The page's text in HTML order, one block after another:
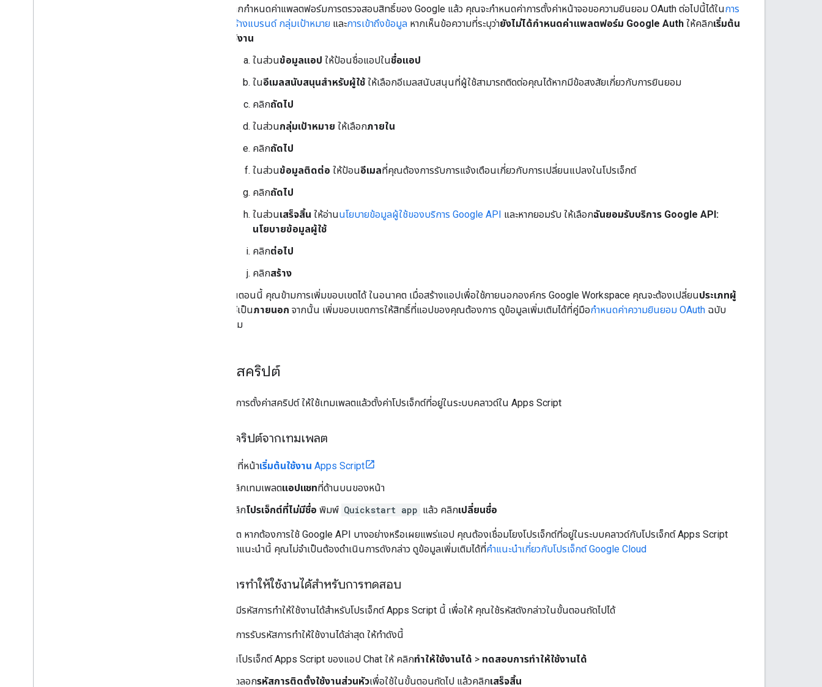
หากกำหนดค่าแพลตฟอร์มการตรวจสอบสิทธิ์ของ Google แล้ว คุณจะกำหนดค่าการตั้งค่าหน้าจอขอความยินยอม OAuth ต่อไปนี้ได้ในการ
สร้างแบรนด์ กลุ่มเป้าหมาย และการเข้าถึงข้อมูล หากเห็นข้อความที่ระบุว่ายังไม่ได้กำหนดค่าแพลตฟอร์ม Google Auth ให้คลิกเริ่มต้น
ใช้งาน
ในส่วนข้อมูลแอป ให้ป้อนชื่อแอปในชื่อแอป
ในอีเมลสนับสนุนสำหรับผู้ใช้ ให้เลือกอีเมลสนับสนุนที่ผู้ใช้สามารถติดต่อคุณได้หากมีข้อสงสัยเกี่ยวกับการยินยอม
คลิกถัดไป
ในส่วนกลุ่มเป้าหมาย ให้เลือกภายใน
คลิกถัดไป
ในส่วนข้อมูลติดต่อ ให้ป้อนอีเมลที่คุณต้องการรับการแจ้งเตือนเกี่ยวกับการเปลี่ยนแปลงในโปรเจ็กต์
คลิกถัดไป
ในส่วนเสร็จสิ้น ให้อ่านนโยบายข้อมูลผู้ใช้ของบริการ Google API และหากยอมรับ ให้เลือกฉันยอมรับบริการ Google API:
นโยบายข้อมูลผู้ใช้
คลิกต่อไป
คลิกสร้าง
ในตอนนี้ คุณข้ามการเพิ่มขอบเขตได้ ในอนาคต เมื่อสร้างแอปเพื่อใช้ภายนอกองค์กร Google Workspace คุณจะต้องเปลี่ยนประเภทผู้
ใช้เป็นภายนอก จากนั้น เพิ่มขอบเขตการให้สิทธิ์ที่แอปของคุณต้องการ ดูข้อมูลเพิ่มเติมได้ที่คู่มือกำหนดค่าความยินยอม OAuth ฉบับ
เต็ม
ตั้งค่าสคริปต์
หากต้องการตั้งค่าสคริปต์ ให้ใช้เทมเพลตแล้วตั้งค่าโปรเจ็กต์ที่อยู่ในระบบคลาวด์ใน Apps Script
สร้างสคริปต์จากเทมเพลต
ไปที่หน้าเริ่มต้นใช้งาน Apps Script
คลิกเทมเพลตแอปแชทที่ด้านบนของหน้า
คลิกโปรเจ็กต์ที่ไม่มีชื่อ พิมพ์ Quickstart app แล้ว คลิกเปลี่ยนชื่อ
ในอนาคต หากต้องการใช้ Google API บางอย่างหรือเผยแพร่แอป คุณต้องเชื่อมโยงโปรเจ็กต์ที่อยู่ในระบบคลาวด์กับโปรเจ็กต์ Apps Script
สำหรับคำแนะนำนี้ คุณไม่จำเป็นต้องดำเนินการดังกล่าว ดูข้อมูลเพิ่มเติมได้ที่คำแนะนำเกี่ยวกับโปรเจ็กต์ Google Cloud
สร้างการทำให้ใช้งานได้สำหรับการทดสอบ
คุณต้องมีรหัสการทําให้ใช้งานได้สําหรับโปรเจ็กต์ Apps Script นี้ เพื่อให้ คุณใช้รหัสดังกล่าวในขั้นตอนถัดไปได้
หากต้องการรับรหัสการทำให้ใช้งานได้ล่าสุด ให้ทำดังนี้
ในโปรเจ็กต์ Apps Script ของแอป Chat ให้ คลิกทําให้ใช้งานได้ > ทดสอบการทําให้ใช้งานได้
คัดลอกรหัสการติดตั้งใช้งานส่วนหัวเพื่อใช้ในขั้นตอนถัดไป แล้วคลิกเสร็จสิ้น